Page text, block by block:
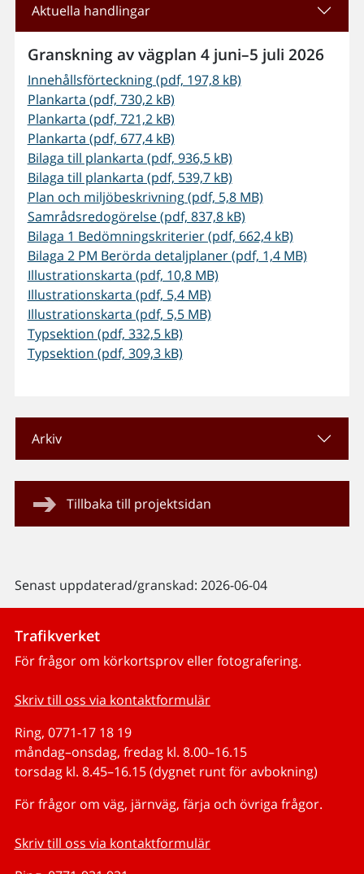
Aktuella handlingar
Granskning av vägplan 4 juni–5 juli 2026
Innehållsförteckning (pdf, 197,8 kB)
Plankarta (pdf, 730,2 kB)
Plankarta (pdf, 721,2 kB)
Plankarta (pdf, 677,4 kB)
Bilaga till plankarta (pdf, 936,5 kB)
Bilaga till plankarta (pdf, 539,7 kB)
Plan och miljöbeskrivning (pdf, 5,8 MB)
Samrådsredogörelse (pdf, 837,8 kB)
Bilaga 1 Bedömningskriterier (pdf, 662,4 kB)
Bilaga 2 PM Berörda detaljplaner (pdf, 1,4 MB)
Illustrationskarta (pdf, 10,8 MB)
Illustrationskarta (pdf, 5,4 MB)
Illustrationskarta (pdf, 5,5 MB)
Typsektion (pdf, 332,5 kB)
Typsektion (pdf, 309,3 kB)
Arkiv
Tillbaka till projektsidan
Senast uppdaterad/granskad: 2026-06-04
Trafikverket
För frågor om körkortsprov eller fotografering.
Skriv till oss via kontaktformulär
Ring, 0771-17 18 19
måndag–onsdag, fredag kl. 8.00–16.15
torsdag kl. 8.45–16.15 (dygnet runt för avbokning)
För frågor om väg, järnväg, färja och övriga frågor.
Skriv till oss via kontaktformulär